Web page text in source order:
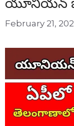
February 21,